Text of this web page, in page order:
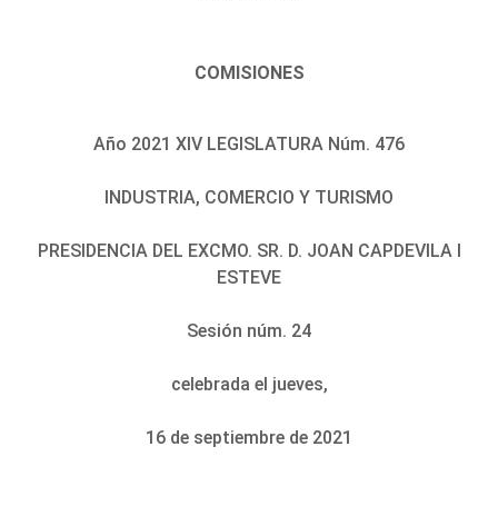
COMISIONES
Año 2021 XIV LEGISLATURA Núm. 476
INDUSTRIA, COMERCIO Y TURISMO
PRESIDENCIA DEL EXCMO. SR. D. JOAN CAPDEVILA I
ESTEVE
Sesión núm. 24
celebrada el jueves,
16 de septiembre de 2021